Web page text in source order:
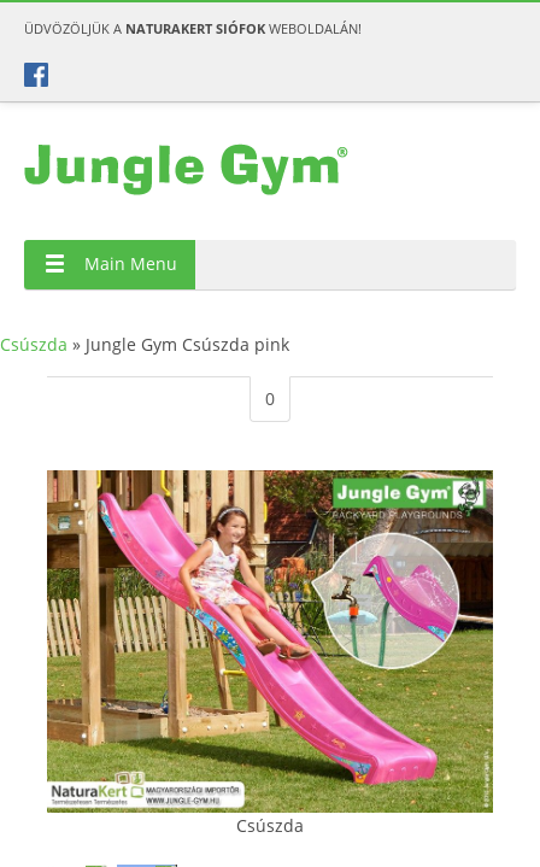
ÜDVÖZÖLJÜK A NATURAKERT SIÓFOK WEBOLDALÁN!
Main Menu
Csúszda » Jungle Gym Csúszda pink
0
Csúszda